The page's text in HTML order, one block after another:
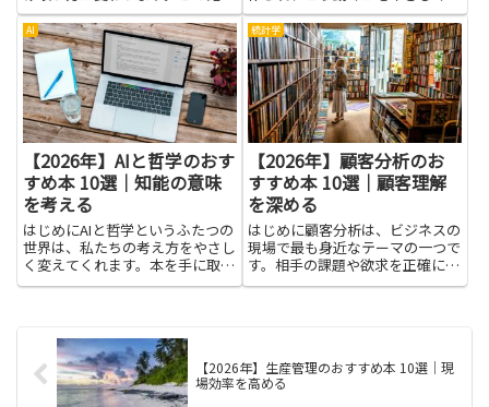
では、好かれる話し方のコツをや
さしく紹介します。会話で印象を
変える力は、友達との会話だけで
なく、学校の活動やアルバイト、
将来の仕事にも役立ちます。伝
え...
なぐ橋になります。金属の性質を
知ると、鉄やアルミ、銅がなぜ硬
さや熱伝導、磁性のような特性を
持つのかを、身近な例とともに理
解できるようになります。難しい
数...
AI
【2026年】AIと哲学のおす
すめ本 10選｜知能の意味
を考える
はじめにAIと哲学というふたつの
世界は、私たちの考え方をやさし
く変えてくれます。本を手に取る
と、機械の知り方や人の思いがど
は、その組み合わせをやさしく紐
解く入口として、難しく考えす...
統計学
【2026年】顧客分析のお
すすめ本 10選｜顧客理解
を深める
はじめに顧客分析は、ビジネスの
現場で最も身近なテーマの一つで
す。相手の課題や欲求を正確に読
み取り、商品やサービスの価値を
す。...
【2026年】生産管理のおすすめ本 10選｜現
場効率を高める